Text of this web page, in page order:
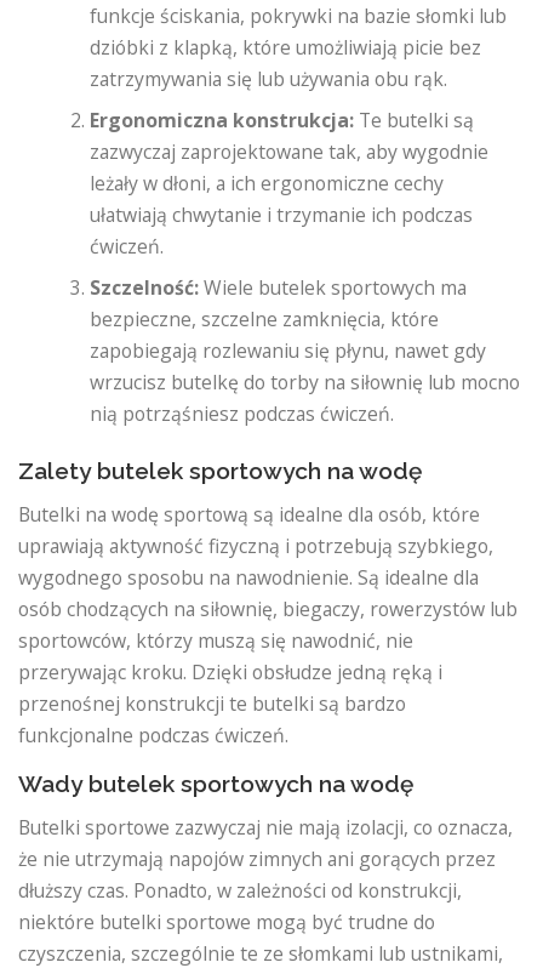
funkcje ściskania, pokrywki na bazie słomki lub
dzióbki z klapką, które umożliwiają picie bez
zatrzymywania się lub używania obu rąk.
Ergonomiczna konstrukcja: Te butelki są
zazwyczaj zaprojektowane tak, aby wygodnie
leżały w dłoni, a ich ergonomiczne cechy
ułatwiają chwytanie i trzymanie ich podczas
ćwiczeń.
Szczelność:Wiele butelek sportowych ma
bezpieczne, szczelne zamknięcia, które
zapobiegają rozlewaniu się płynu, nawet gdy
wrzucisz butelkę do torby na siłownię lub mocno
nią potrząśniesz podczas ćwiczeń.
Zalety butelek sportowych na wodę
Butelki na wodę sportową są idealne dla osób, które
uprawiają aktywność fizyczną i potrzebują szybkiego,
wygodnego sposobu na nawodnienie. Są idealne dla
osób chodzących na siłownię, biegaczy, rowerzystów lub
sportowców, którzy muszą się nawodnić, nie
przerywając kroku. Dzięki obsłudze jedną ręką i
przenośnej konstrukcji te butelki są bardzo
funkcjonalne podczas ćwiczeń.
Wady butelek sportowych na wodę
Butelki sportowe zazwyczaj nie mają izolacji, co oznacza,
że ​​nie utrzymają napojów zimnych ani gorących przez
dłuższy czas. Ponadto, w zależności od konstrukcji,
niektóre butelki sportowe mogą być trudne do
czyszczenia, szczególnie te ze słomkami lub ustnikami,